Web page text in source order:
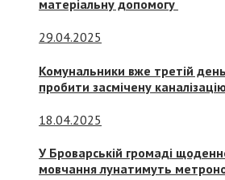
матеріальну допомогу
29.04.2025
Комунальники вже третій
пробити засмічену
18.04.2025
У Броварській громаді
мовчання лунатимуть